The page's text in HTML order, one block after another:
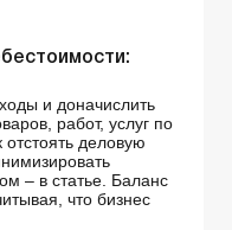
и доначислить
работ, услуг по
деловую
– в статье. Баланс
что бизнес